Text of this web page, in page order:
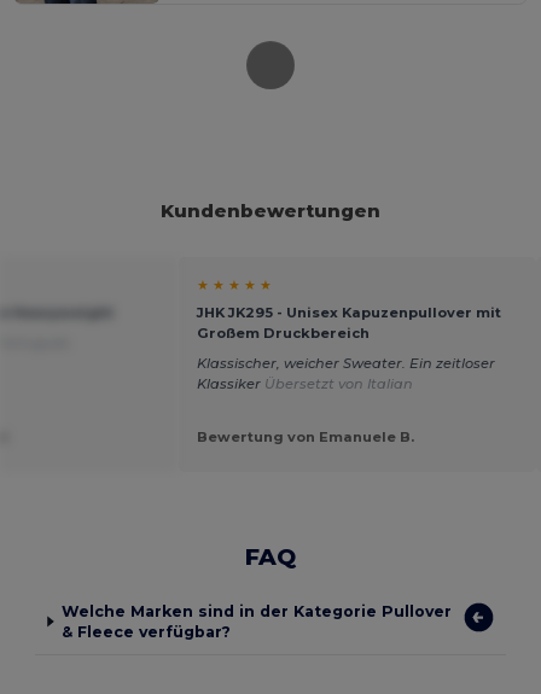
Kundenbewertungen
★ ★ ★ ★ ★
JHK JK295 - Unisex Kapuzenpullover mit
Großem Druckbereich
Klassischer, weicher Sweater. Ein zeitloser
Klassiker Übersetzt von Italian
Bewertung von Emanuele B.
FAQ
Welche Marken sind in der Kategorie Pullover
& Fleece verfügbar?